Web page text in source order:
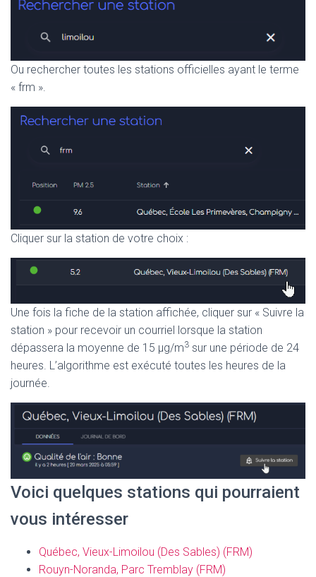
Ou rechercher toutes les stations officielles ayant le terme
« frm ».
Cliquer sur la station de votre choix :
Une fois la fiche de la station affichée, cliquer sur « Suivre la
station » pour recevoir un courriel lorsque la station
dépassera la moyenne de 15 μg/m3 sur une période de 24
heures. L’algorithme est exécuté toutes les heures de la
journée.
Voici quelques stations qui pourraient
vous intéresser
Québec, Vieux-Limoilou (Des Sables) (FRM)
Rouyn-Noranda, Parc Tremblay (FRM)